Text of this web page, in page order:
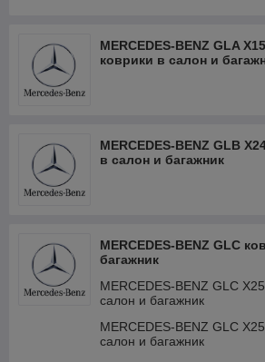
MERCEDES-BENZ GLA
коврики в салон и
MERCEDES-BENZ GLB
в салон и багажник
MERCEDES-BENZ GLC
багажник
MERCEDES-BENZ GLC
салон и багажник
MERCEDES-BENZ GLC
салон и багажник